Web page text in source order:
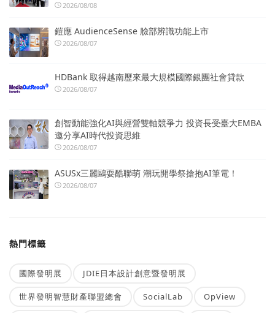
2026/08/08
鎧應 AudienceSense 臉部辨識功能上市
2026/08/07
HDBank 取得越南歷來最大規模國際銀團社會貸款
2026/08/07
創智動能強化AI與經營雙軸競爭力 投資長受臺大EMBA
邀分享AI時代投資思維
2026/08/07
ASUSx三麗鷗耍酷聯萌 潮玩開學祭搶抱AI筆電！
2026/08/07
熱門標籤
國際發明展 JDIE日本設計創意暨發明展
世界發明智慧財產聯盟總會 SocialLab OpView